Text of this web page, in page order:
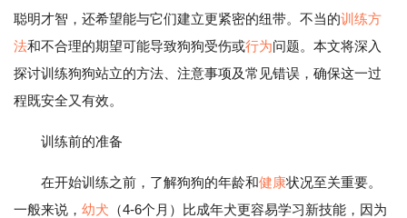
聪明才智，还希望能与它们建立更紧密的纽带。不当的训练方
法和不合理的期望可能导致狗狗受伤或行为问题。本文将深入
探讨训练狗狗站立的方法、注意事项及常见错误，确保这一过
程既安全又有效。
训练前的准备
在开始训练之前，了解狗狗的年龄和健康状况至关重要。
一般来说， 幼犬 （4-6个月）比成年犬更容易学习新技能，因为